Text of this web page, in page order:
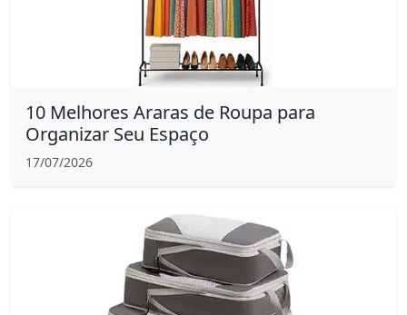
10 Melhores Araras de Roupa para
Organizar Seu Espaço
17/07/2026